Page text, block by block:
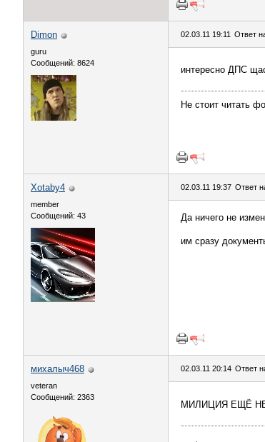
Dimon
guru
Сообщений: 8624
02.03.11 19:11 Ответ
интересно ДПС
Не стоит читать
Xotaby4
member
Сообщений: 43
02.03.11 19:37 Ответ
Да ничего не
им сразу
михалыч468
veteran
Сообщений: 2363
02.03.11 20:14 Ответ
МИЛИЦИЯ ЕЩЁ